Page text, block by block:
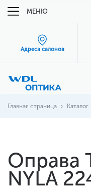
МЕНЮ
Адреса салонов
Главная страница Каталог
Оправа
NYLA